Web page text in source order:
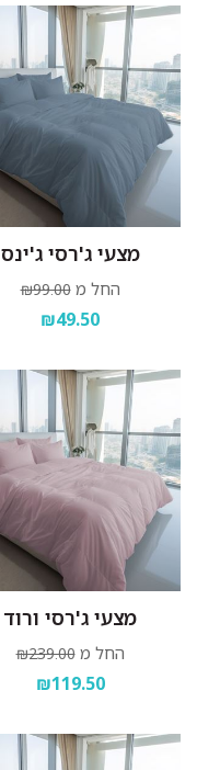
מצעי ג'רסי ג'ינס
החל מ ₪99.00
₪49.50
מצעי ג'רסי ורוד
החל מ ₪239.00
₪119.50